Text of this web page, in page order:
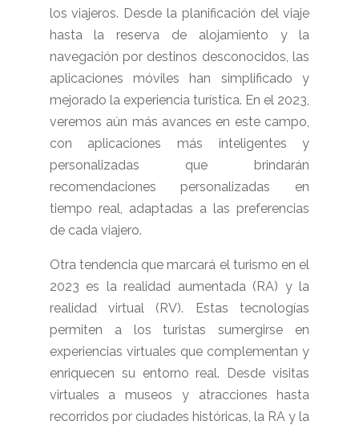
los viajeros. Desde la planificación del viaje
hasta la reserva de alojamiento y la
navegación por destinos desconocidos, las
aplicaciones móviles han simplificado y
mejorado la experiencia turística. En el 2023,
veremos aún más avances en este campo,
con aplicaciones más inteligentes y
personalizadas que brindarán
recomendaciones personalizadas en
tiempo real, adaptadas a las preferencias
de cada viajero.
Otra tendencia que marcará el turismo en el
2023 es la realidad aumentada (RA) y la
realidad virtual (RV). Estas tecnologías
permiten a los turistas sumergirse en
experiencias virtuales que complementan y
enriquecen su entorno real. Desde visitas
virtuales a museos y atracciones hasta
recorridos por ciudades históricas, la RA y la